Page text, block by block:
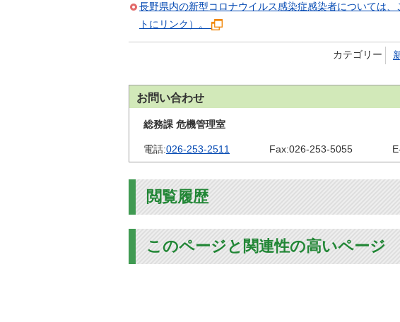
長野県内の新型コロナウイルス感染症感染者については
トにリンク）。
カテゴリー
お問い合わせ
総務課 危機管理室
電話:026-253-2511 Fax:026-253-5055
閲覧履歴
このページと関連性の高いページ